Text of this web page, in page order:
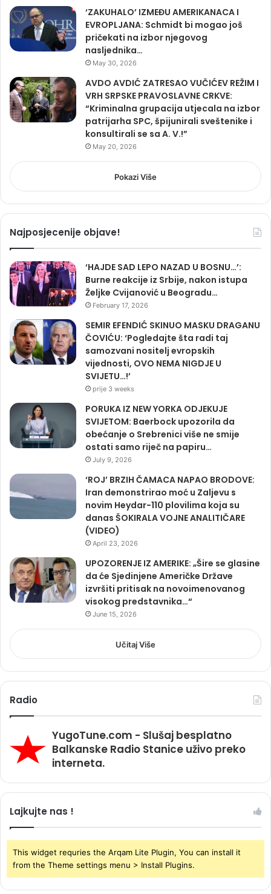
‘ZAKUHALO’ IZMEĐU AMERIKANACA I
EVROPLJANA: Schmidt bi mogao još
pričekati na izbor njegovog
nasljednika…
May 30, 2026
AVDO AVDIĆ ZATRESAO VUČIĆEV REŽIM I
VRH SRPSKE PRAVOSLAVNE CRKVE:
“Kriminalna grupacija utjecala na izbor
patrijarha SPC, špijunirali sveštenike i
konsultirali se sa A. V.!”
May 20, 2026
Pokazi Više
Najposjecenije objave!
‘HAJDE SAD LEPO NAZAD U BOSNU…’:
Burne reakcije iz Srbije, nakon istupa
Željke Cvijanović u Beogradu…
February 17, 2026
SEMIR EFENDIĆ SKINUO MASKU DRAGANU
ČOVIĆU: ‘Pogledajte šta radi taj
samozvani nositelj evropskih
vijednosti, OVO NEMA NIGDJE U
SVIJETU…!’
prije 3 weeks
PORUKA IZ NEW YORKA ODJEKUJE
SVIJETOM: Baerbock upozorila da
obećanje o Srebrenici više ne smije
ostati samo riječ na papiru…
July 9, 2026
‘ROJ’ BRZIH ČAMACA NAPAO BRODOVE:
Iran demonstrirao moć u Zaljevu s
novim Heydar-110 plovilima koja su
danas ŠOKIRALA VOJNE ANALITIČARE
(VIDEO)
April 23, 2026
UPOZORENJE IZ AMERIKE: „Šire se glasine
da će Sjedinjene Američke Države
izvršiti pritisak na novoimenovanog
visokog predstavnika…“
June 15, 2026
Učitaj Više
Radio
YugoTune.com - Slušaj besplatno
Balkanske Radio Stanice uživo preko
interneta.
Lajkujte nas !
This widget requries the Arqam Lite Plugin, You can install it
from the Theme settings menu > Install Plugins.